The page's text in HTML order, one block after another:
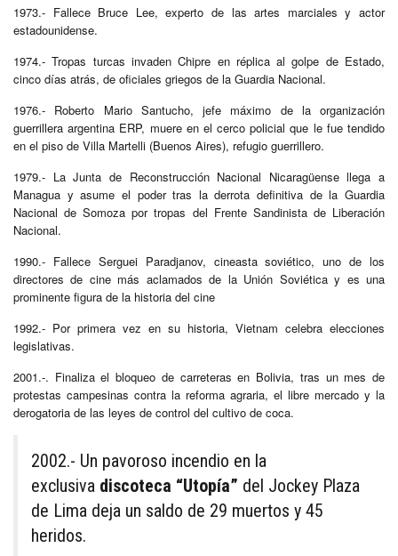
1973.- Fallece Bruce Lee, experto de las artes marciales y actor
estadounidense.
1974.- Tropas turcas invaden Chipre en réplica al golpe de Estado,
cinco días atrás, de oficiales griegos de la Guardia Nacional.
1976.- Roberto Mario Santucho, jefe máximo de la organización
guerrillera argentina ERP, muere en el cerco policial que le fue tendido
en el piso de Villa Martelli (Buenos Aires), refugio guerrillero.
1979.- La Junta de Reconstrucción Nacional Nicaragüense llega a
Managua y asume el poder tras la derrota definitiva de la Guardia
Nacional de Somoza por tropas del Frente Sandinista de Liberación
Nacional.
1990.- Fallece Serguei Paradjanov, cineasta soviético, uno de los
directores de cine más aclamados de la Unión Soviética y es una
prominente figura de la historia del cine
1992.- Por primera vez en su historia, Vietnam celebra elecciones
legislativas.
2001.-. Finaliza el bloqueo de carreteras en Bolivia, tras un mes de
protestas campesinas contra la reforma agraria, el libre mercado y la
derogatoria de las leyes de control del cultivo de coca.
2002.- Un pavoroso incendio en la
exclusiva discoteca “Utopía” del Jockey Plaza
de Lima deja un saldo de 29 muertos y 45
heridos.